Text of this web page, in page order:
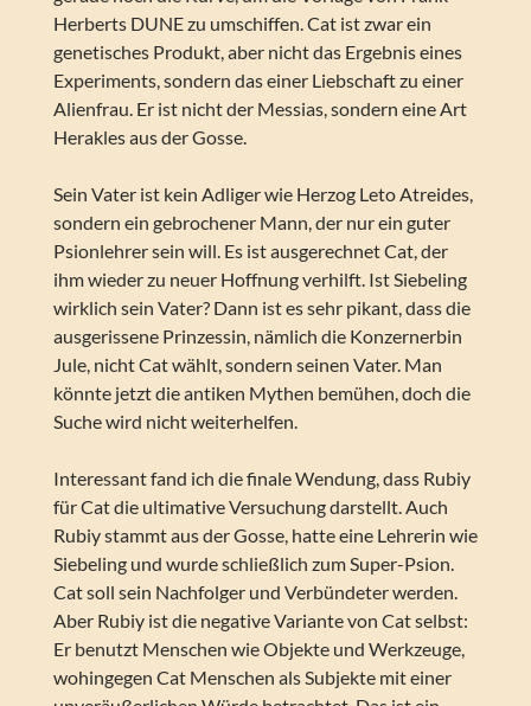
Herberts DUNE zu umschiffen. Cat ist zwar ein
genetisches Produkt, aber nicht das Ergebnis eines
Experiments, sondern das einer Liebschaft zu einer
Alienfrau. Er ist nicht der Messias, sondern eine Art
Herakles aus der Gosse.
Sein Vater ist kein Adliger wie Herzog Leto Atreides,
sondern ein gebrochener Mann, der nur ein guter
Psionlehrer sein will. Es ist ausgerechnet Cat, der
ihm wieder zu neuer Hoffnung verhilft. Ist Siebeling
wirklich sein Vater? Dann ist es sehr pikant, dass die
ausgerissene Prinzessin, nämlich die Konzernerbin
Jule, nicht Cat wählt, sondern seinen Vater. Man
könnte jetzt die antiken Mythen bemühen, doch die
Suche wird nicht weiterhelfen.
Interessant fand ich die finale Wendung, dass Rubiy
für Cat die ultimative Versuchung darstellt. Auch
Rubiy stammt aus der Gosse, hatte eine Lehrerin wie
Siebeling und wurde schließlich zum Super-Psion.
Cat soll sein Nachfolger und Verbündeter werden.
Aber Rubiy ist die negative Variante von Cat selbst:
Er benutzt Menschen wie Objekte und Werkzeuge,
wohingegen Cat Menschen als Subjekte mit einer